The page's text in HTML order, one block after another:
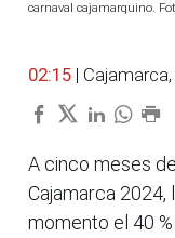
carnaval cajamarquino.
02:15 |
A cinco meses
Cajamarca 2024,
momento el 40